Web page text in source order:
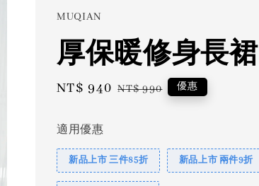
MUQIAN
厚保暖修身長裙
Sale
NT$ 940 Regular
NT$ 990 優惠
適用優惠
新品上市 三件85折 新品上市 兩件9折